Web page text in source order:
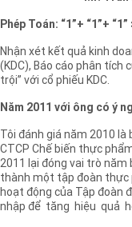
Nhà sáng lập
Ngành bánh
Tin tức & sự kiện
Nhà đầu tư
Thông điệp
Ban điều hành
Báo cáo
Thông tin cổ
Các công ty
Liên hệ
Liên hệ
Nghề nghiệp
Giới thiệu
Nhu cầu tuyển
Phép Toán: “1”+ “1”+ “1”
Nhận xét kết quả kinh
(KDC), Báo cáo phân tích
trội” với cổ phiếu KDC.
Năm 2011 với ông có ý
Tôi đánh giá năm 2010
CTCP Chế biến thực
2011 lại đóng vai trò năm
thành một tập đoàn thực
hoạt động của Tập đoàn
nhập để tăng hiệu quả